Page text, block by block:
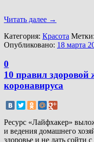
Читать далее →
Категория: Красота Метки:
Опубликовано: 18 марта
0
10 правил здоровой
коронавируса
Ресурс «Лайфхакер»
и ведения домашнего
здоровье и не дать сойти